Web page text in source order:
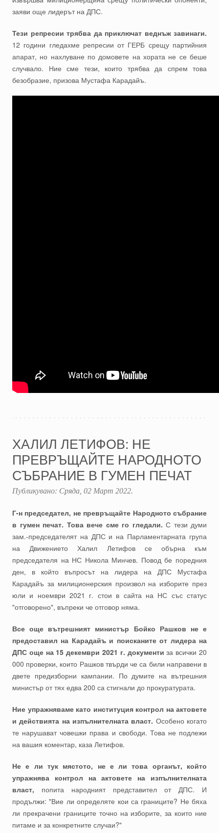
заяви още лидерът на ДПС.
Тези репресии трябва да приключат веднъж завинаги.
12 години гледахме репресии от ГЕРБ срещу партийния
апарат, но нахлуване по домовете на хората не се беше
случвало. Ние сме тези, които трябва да спрем това
безобразие, призова Мустафа Карадайъ.
ХАЛИЛ ЛЕТИФОВ: НЕ
ПРЕВРЪЩАЙТЕ НАРОДНОТО
СЪБРАНИЕ В ГУМЕН ПЕЧАТ
Публикувано: Сряда, 02 Март 2022.
Г-н председател, не превръщайте Народното събрание
в гумен печат. Това вече сме го гледали. С тези думи
зам.-председателят на ДПС и на Парламентарната група
на Движението Халил Летифов се обърна към
председателя на НС Никола Минчев. Повод бе поредния
ден, в който въпросът на лидера на ДПС Мустафа
Карадайъ за милиционерския произвол на изборите през
юли и ноември 2021 г. стои в сайта на НС със статус
"отговорено", въпреки че отговор няма.
Все още вътрешният министър Бойко Рашков не е
предоставил на Карадайъ и поисканите от лидера на
ДПС още на 15 декември 2021 г. документи за всички 20
000 проверки, които Рашков твърди че са били направени в
двете предизборни кампании. По думите на вътрешния
министър от тях едва 200 са стигнали до прокуратурата.
Ние упражняваме като институция контрол на актовете
и действията на изпълнителната власт. Особено когато
те нарушават човешки права и свободи. Това не подлежи
на вашия коментар, каза Летифов.
Не е ли тук мястото, не е ли това органът, който
упражнява контрол на актовете на изпълнителната
власт, попита народният представител от ДПС. И
продължи: "Вие ли определяте кои са границите? Не бяха
ли прекрачени границите точно на изборите, за които ние
питаме и за конкретните случаи?"